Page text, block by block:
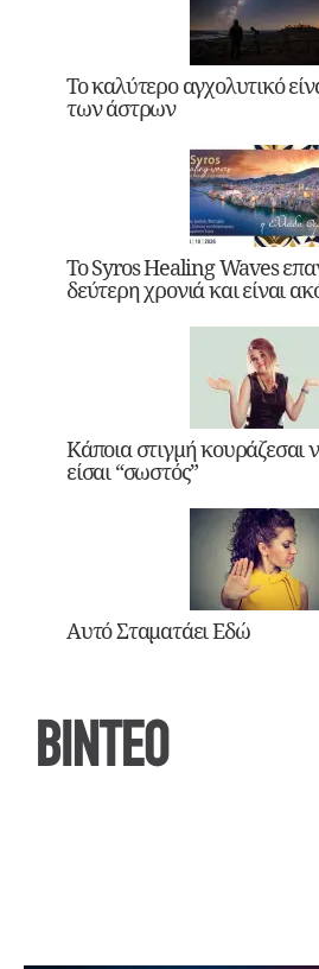
Το καλύτερο αγχολυτικό
των άστρων
Το Syros Healing Waves
δεύτερη χρονιά και είναι
Κάποια στιγμή κουράζεσαι
είσαι “σωστός”
Αυτό Σταματάει Εδώ
ΒΙΝΤΕΟ